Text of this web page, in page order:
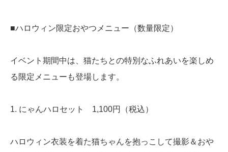
■ハロウィン限定おやつメニュー（数量限定）
イベント期間中は、猫たちとの特別なふれあいを楽しめ
る限定メニューも登場します。
1. にゃんハロセット 1,100円（税込）
ハロウィン衣装を着た猫ちゃんを抱っこして撮影＆おや